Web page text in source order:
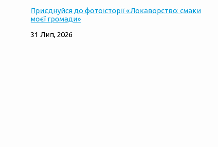
Приєднуйся до фотоісторії «Локаворство: смаки
моєї громади»
31 Лип, 2026